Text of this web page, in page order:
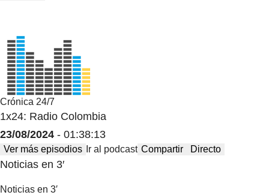
Crónica 24/7
1x24: Radio Colombia
23/08/2024 - 01:38:13
Ver más episodios Ir al podcast Compartir Directo
Noticias en 3′
Noticias en 3′